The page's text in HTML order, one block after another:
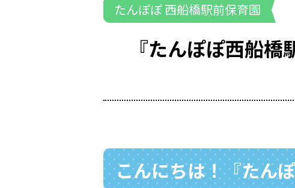
たんぽぽ 西船橋駅前保育園
『たんぽぽ西船
こんにちは！『たん